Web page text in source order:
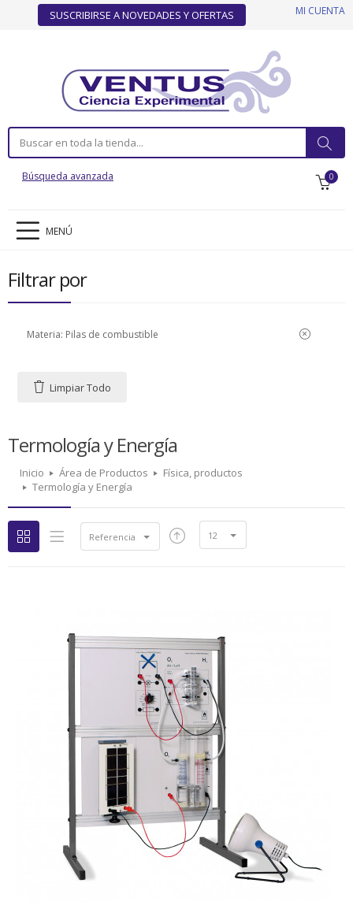
SUSCRIBIRSE A NOVEDADES Y OFERTAS MI CUENTA
Búsqueda avanzada 0
MENÚ
Filtrar por
Materia: Pilas de combustible
Limpiar Todo
Termología y Energía
Inicio Área de Productos
Física, productos
Termología y Energía
12
Referencia